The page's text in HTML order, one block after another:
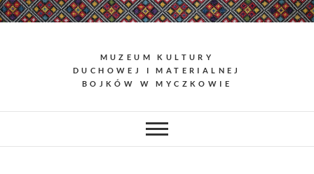
Skip
to
MUZEUM KULTURY
DUCHOWEJ I MATERIALNEJ
BOJKÓW W MYCZKOWIE